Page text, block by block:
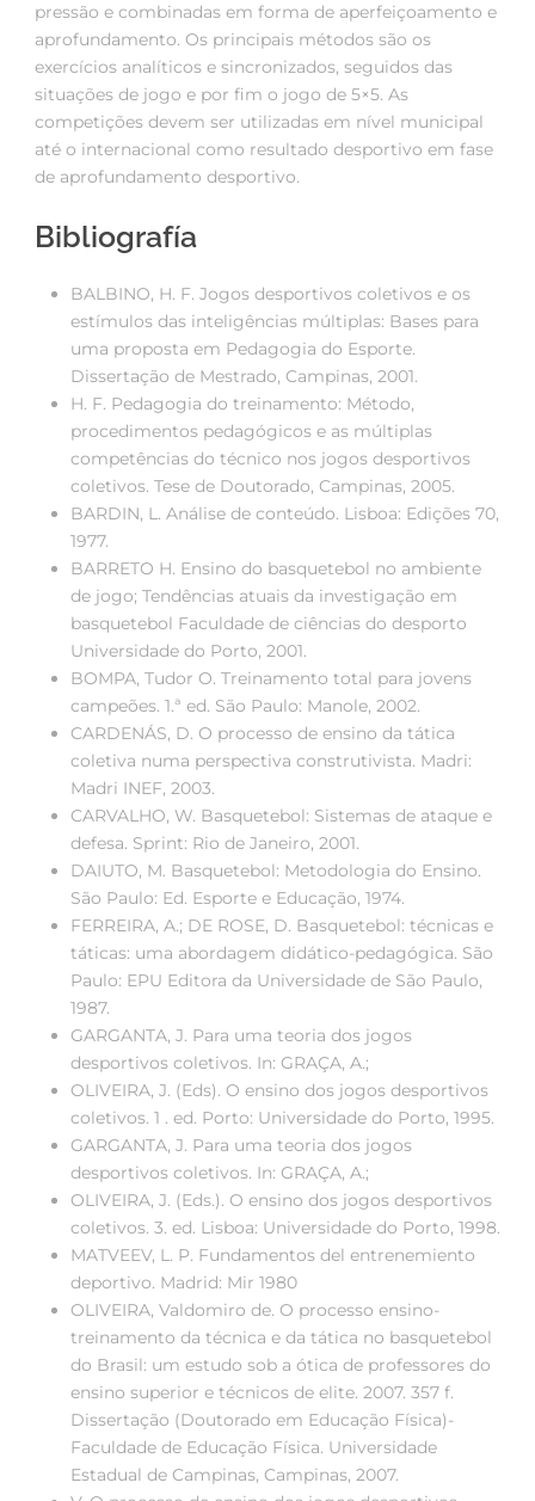
pressão e combinadas em forma de aperfeiçoamento e
aprofundamento. Os principais métodos são os
exercícios analíticos e sincronizados, seguidos das
situações de jogo e por fim o jogo de 5×5. As
competições devem ser utilizadas em nível municipal
até o internacional como resultado desportivo em fase
de aprofundamento desportivo.
Bibliografía
BALBINO, H. F. Jogos desportivos coletivos e os
estímulos das inteligências múltiplas: Bases para
uma proposta em Pedagogia do Esporte.
Dissertação de Mestrado, Campinas, 2001.
H. F. Pedagogia do treinamento: Método,
procedimentos pedagógicos e as múltiplas
competências do técnico nos jogos desportivos
coletivos. Tese de Doutorado, Campinas, 2005.
BARDIN, L. Análise de conteúdo. Lisboa: Edições 70,
1977.
BARRETO H. Ensino do basquetebol no ambiente
de jogo; Tendências atuais da investigação em
basquetebol Faculdade de ciências do desporto
Universidade do Porto, 2001.
BOMPA, Tudor O. Treinamento total para jovens
campeões. 1.ª ed. São Paulo: Manole, 2002.
CARDENÁS, D. O processo de ensino da tática
coletiva numa perspectiva construtivista. Madri:
Madri INEF, 2003.
CARVALHO, W. Basquetebol: Sistemas de ataque e
defesa. Sprint: Rio de Janeiro, 2001.
DAIUTO, M. Basquetebol: Metodologia do Ensino.
São Paulo: Ed. Esporte e Educação, 1974.
FERREIRA, A.; DE ROSE, D. Basquetebol: técnicas e
táticas: uma abordagem didático-pedagógica. São
Paulo: EPU Editora da Universidade de São Paulo,
1987.
GARGANTA, J. Para uma teoria dos jogos
desportivos coletivos. In: GRAÇA, A.;
OLIVEIRA, J. (Eds). O ensino dos jogos desportivos
coletivos. 1 . ed. Porto: Universidade do Porto, 1995.
GARGANTA, J. Para uma teoria dos jogos
desportivos coletivos. In: GRAÇA, A.;
OLIVEIRA, J. (Eds.). O ensino dos jogos desportivos
coletivos. 3. ed. Lisboa: Universidade do Porto, 1998.
MATVEEV, L. P. Fundamentos del entrenemiento
deportivo. Madrid: Mir 1980
OLIVEIRA, Valdomiro de. O processo ensino-
treinamento da técnica e da tática no basquetebol
do Brasil: um estudo sob a ótica de professores do
ensino superior e técnicos de elite. 2007. 357 f.
Dissertação (Doutorado em Educação Física)-
Faculdade de Educação Física. Universidade
Estadual de Campinas, Campinas, 2007.